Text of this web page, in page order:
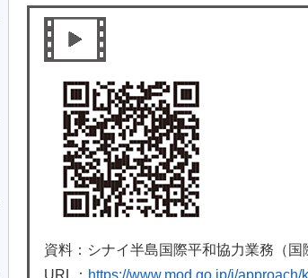
資料：シナイ半島国際平和協力業務（国
URL： https://www.mod.go.jp/j/